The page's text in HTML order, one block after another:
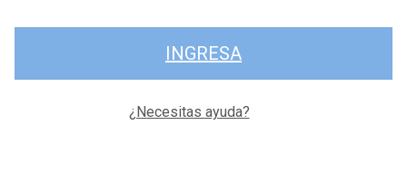
INGRESA
¿Necesitas ayuda?